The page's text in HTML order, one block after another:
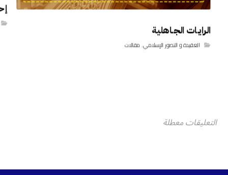
الرايـات الجـاهلية
العقيدة و التصور الإسلامي,مقالات
التعليقات معطلة